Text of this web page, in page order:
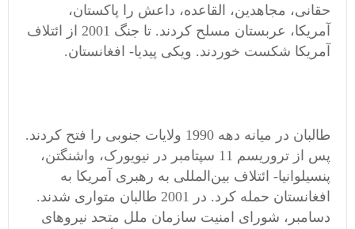
حقانی، مجاهدین، القاعده، داعش را پاکستان،
آمریکا، عربستان مسلح کردند. تا جنگ 2001 از ائتلاف
آمریکا شکست خوردند. ویکی پیدیا- افغانستان.
طالبان در میانه‌ دهه 1990 ولایات جنوبی را فتح کردند.
پس از تروریسم 11 سپتامبر در نیویورک، واشنگتن،
پنسیلوانیا- ائتلاف بین‌المللی به رهبری آمریکا به
افغانستان حمله کرد. در 2001 طالبان متواری شدند.
دسامبر، شورای امنیت سازمان ملل متحد نیروهای